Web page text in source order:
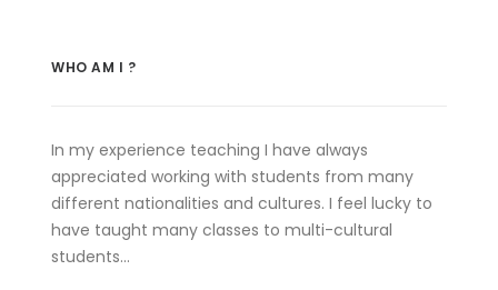
WHO AM I ?
In my experience teaching I have always
appreciated working with students from many
different nationalities and cultures. I feel lucky to
have taught many classes to multi-cultural
students…